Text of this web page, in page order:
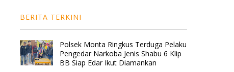
BERITA TERKINI
Polsek Monta Ringkus Terduga Pelaku
Pengedar Narkoba Jenis Shabu 6 Klip
BB Siap Edar Ikut Diamankan